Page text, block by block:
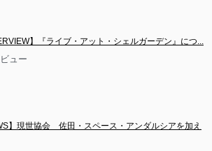
】『ライブ・アット・シェルガーデン』につ...
ュー
】現世協会　佐田・スペース・アンダルシアを加え